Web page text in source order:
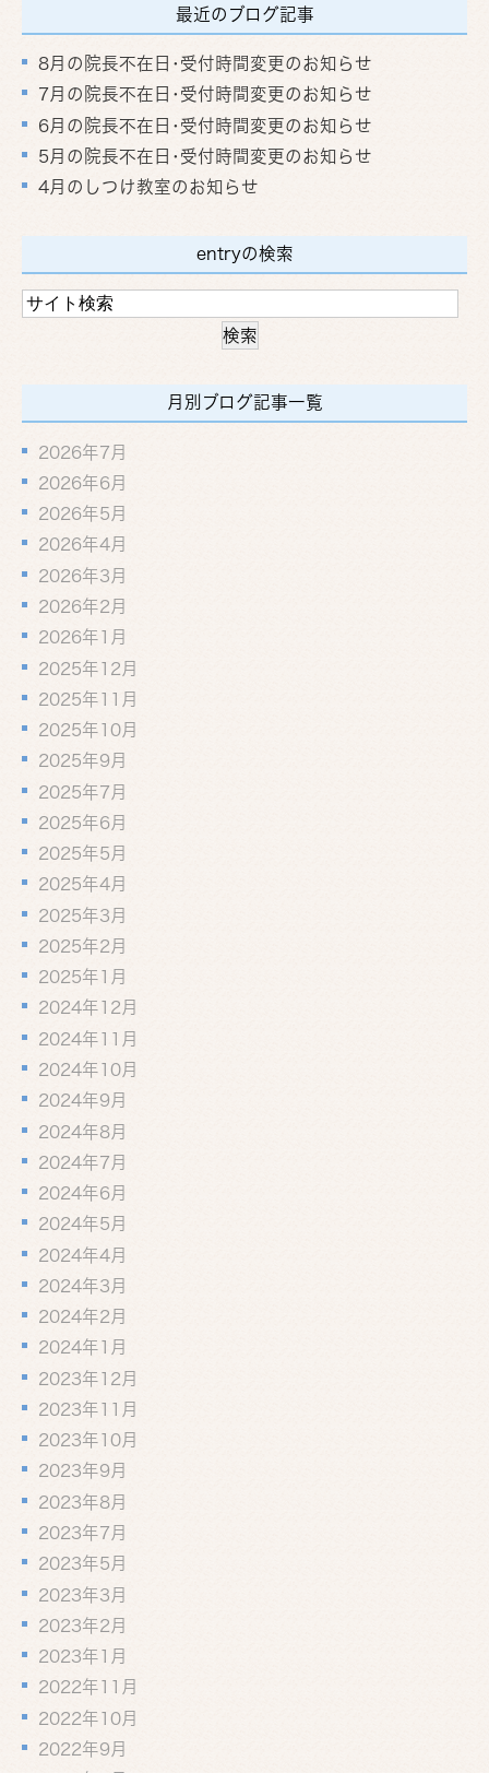
最近のブログ記事
8月の院長不在日･受付時間変更のお知らせ
7月の院長不在日･受付時間変更のお知らせ
6月の院長不在日･受付時間変更のお知らせ
5月の院長不在日･受付時間変更のお知らせ
4月のしつけ教室のお知らせ
entryの検索
月別ブログ記事一覧
2026年7月
2026年6月
2026年5月
2026年4月
2026年3月
2026年2月
2026年1月
2025年12月
2025年11月
2025年10月
2025年9月
2025年7月
2025年6月
2025年5月
2025年4月
2025年3月
2025年2月
2025年1月
2024年12月
2024年11月
2024年10月
2024年9月
2024年8月
2024年7月
2024年6月
2024年5月
2024年4月
2024年3月
2024年2月
2024年1月
2023年12月
2023年11月
2023年10月
2023年9月
2023年8月
2023年7月
2023年5月
2023年3月
2023年2月
2023年1月
2022年11月
2022年10月
2022年9月